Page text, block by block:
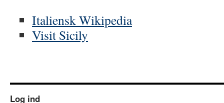
Italiensk Wikipedia
Visit Sicily
Log ind